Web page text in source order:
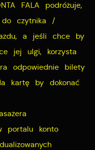
FALA podróżuje,
do czytnika /
a jeśli chce by
jej ulgi, korzysta
odpowiednie bilety
kartę by dokonać
portalu konto